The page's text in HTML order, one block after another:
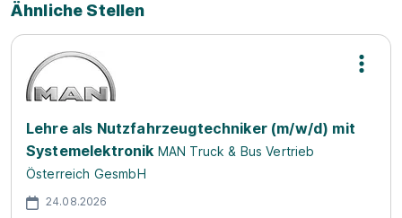
Ähnliche Stellen
Lehre als Nutzfahrzeugtechniker (m/w/d) mit
Systemelektronik MAN Truck & Bus Vertrieb
Österreich GesmbH
24.08.2026